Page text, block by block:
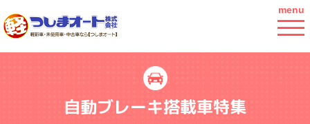
menu
自動ブレーキ搭載車特集